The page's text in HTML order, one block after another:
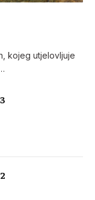
kojeg utjelovljuje